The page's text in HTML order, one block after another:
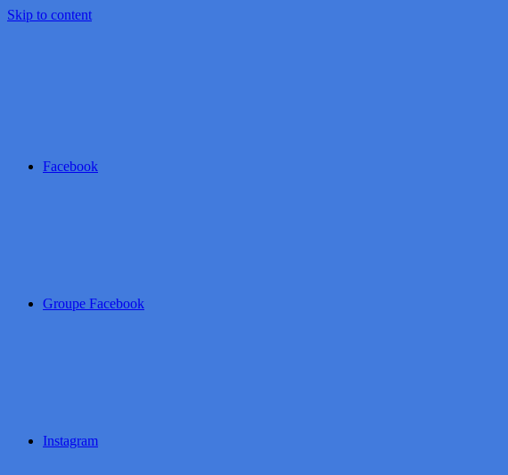
Skip to content
Facebook
Groupe Facebook
Instagram